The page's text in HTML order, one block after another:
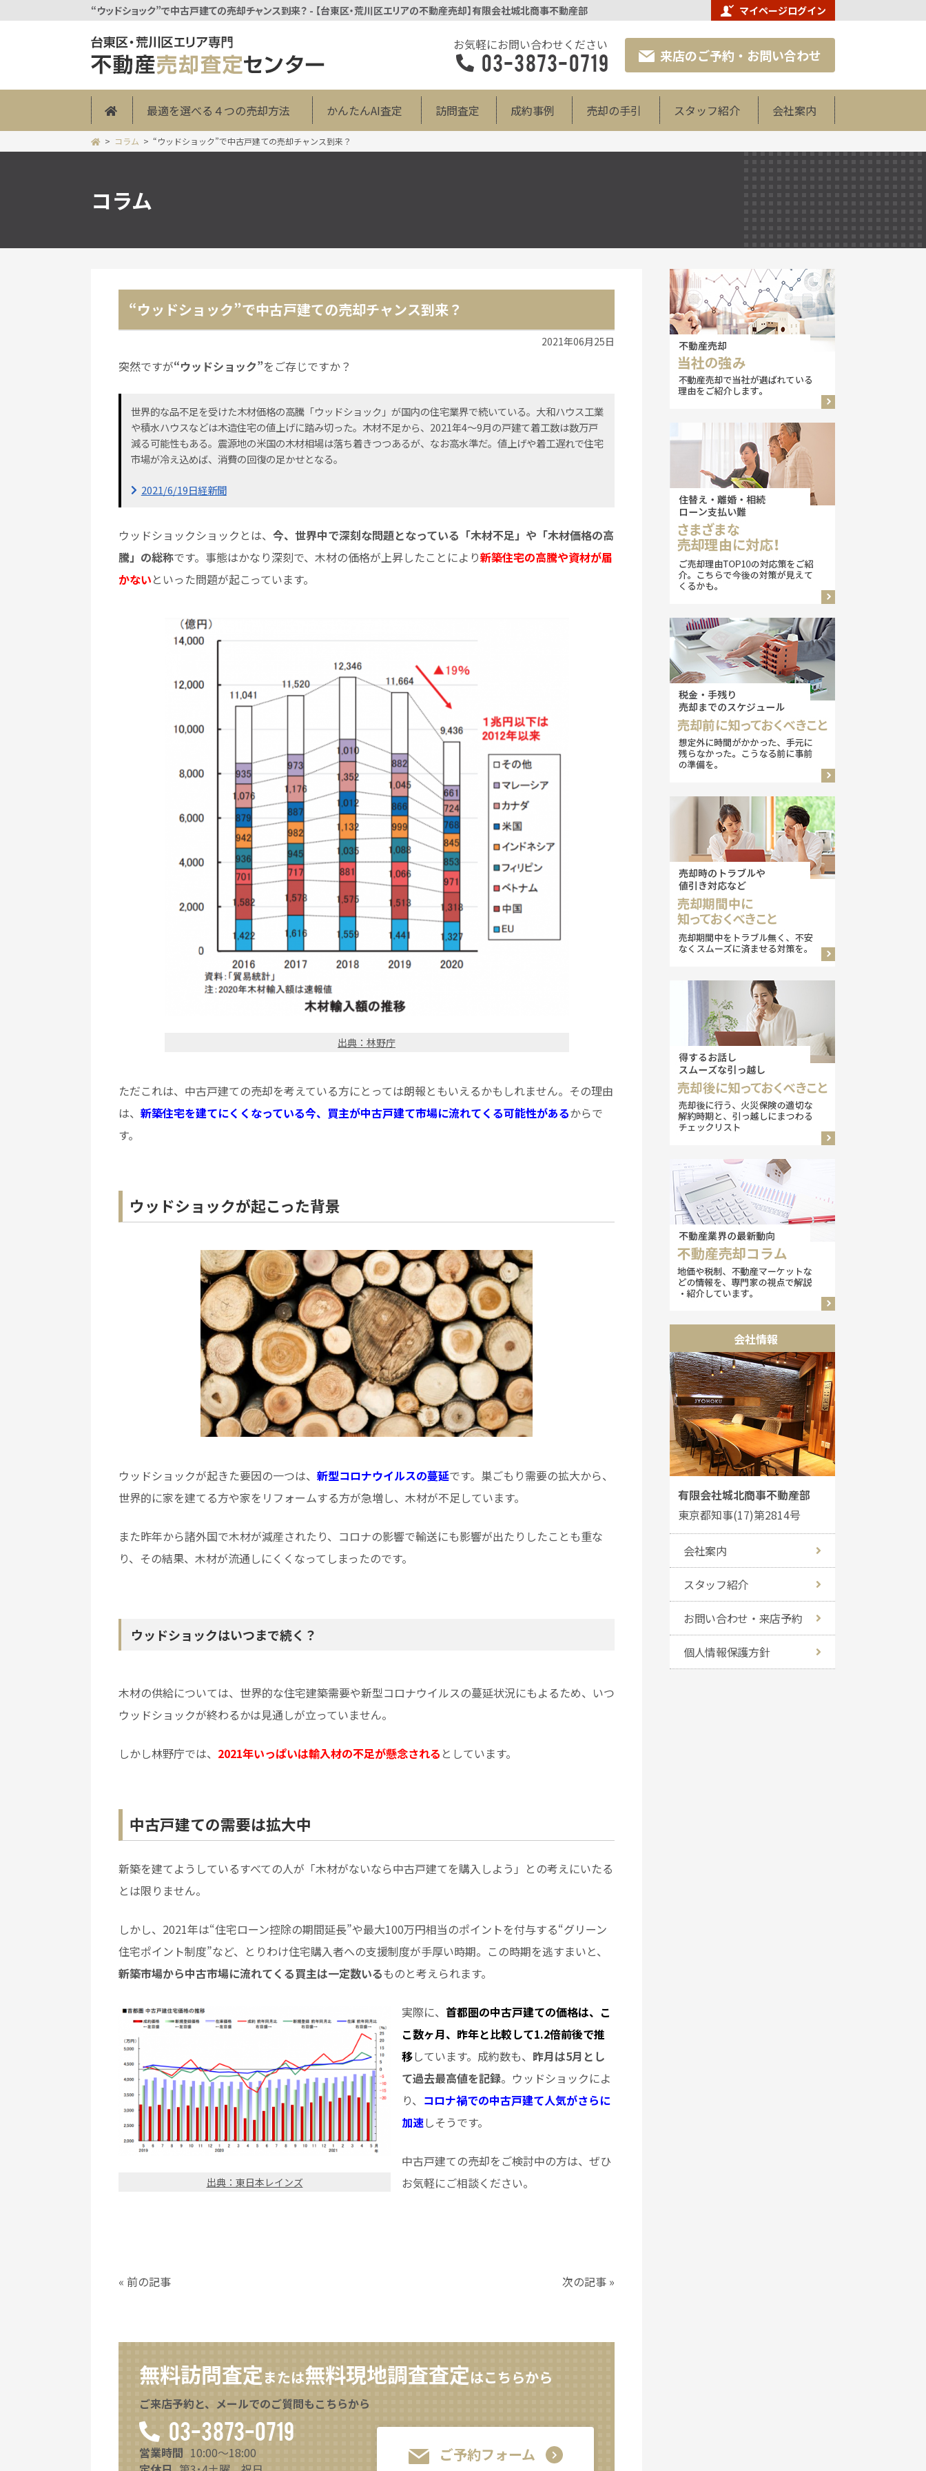
“ウッドショック”で中古戸建ての売却チャンス到来？ - 【台東区・荒川区エリアの不動産売却】有限会社城北商事不動産部 マイページログイン
お気軽にお問い合わせください
03-3873-0719 来店のご予約・お問い合わせ
最適を選べる４つの売却方法 かんたんAI査定 訪問査定 成約事例 売却の手引 スタッフ紹介 会社案内
コラム “ウッドショック”で中古戸建ての売却チャンス到来？
コラム
“ウッドショック”で中古戸建ての売却チャンス到来？
2021年06月25日
突然ですが“ウッドショック”をご存じですか？
世界的な品不足を受けた木材価格の高騰「ウッドショック」が国内の住宅業界で続いている。大和ハウス工業
や積水ハウスなどは木造住宅の値上げに踏み切った。木材不足から、2021年4～9月の戸建て着工数は数万戸
減る可能性もある。震源地の米国の木材相場は落ち着きつつあるが、なお高水準だ。値上げや着工遅れで住宅
市場が冷え込めば、消費の回復の足かせとなる。
2021/6/19日経新聞
ウッドショックショックとは、 今、世界中で深刻な問題となっている「木材不足」や「木材価格の高
騰」の総称です。事態はかなり深刻で、木材の価格が上昇したことにより新築住宅の高騰や資材が届
かないといった問題が起こっています。
出典：林野庁
ただこれは、中古戸建ての売却を考えている方にとっては朗報ともいえるかもしれません。その理由
は、 新築住宅を建てにくくなっている今、買主が中古戸建て市場に流れてくる可能性があるからで
す。
ウッドショックが起こった背景
ウッドショックが起きた要因の一つは、 新型コロナウイルスの蔓延です。巣ごもり需要の拡大から、
世界的に家を建てる方や家をリフォームする方が急増し、木材が不足しています。
また昨年から諸外国で木材が減産されたり、コロナの影響で輸送にも影響が出たりしたことも重な
り、その結果、木材が流通しにくくなってしまったのです。
ウッドショックはいつまで続く？
木材の供給については、世界的な住宅建築需要や新型コロナウイルスの蔓延状況にもよるため、いつ
ウッドショックが終わるかは見通しが立っていません。
しかし林野庁では、 2021年いっぱいは輸入材の不足が懸念される としています。
中古戸建ての需要は拡大中
新築を建てようしているすべての人が「木材がないなら中古戸建てを購入しよう」との考えにいたる
とは限りません。
しかし、2021年は“住宅ローン控除の期間延長”や最大100万円相当のポイントを付与する“グリーン
住宅ポイント制度”など、とりわけ住宅購入者への支援制度が手厚い時期。この時期を逃すまいと、
新築市場から中古市場に流れてくる買主は一定数いるものと考えられます。
出典：東日本レインズ
実際に、 首都圏の中古戸建ての価格は、こ
こ数ヶ月、昨年と比較して1.2倍前後で推
移しています。成約数も、 昨月は5月とし
て過去最高値を記録。ウッドショックによ
り、 コロナ禍での中古戸建て人気がさらに
加速しそうです。
中古戸建ての売却をご検討中の方は、ぜひ
お気軽にご相談ください。
« 前の記事 次の記事 »
無料訪問査定または無料現地調査査定はこちらから
ご来店予約と、メールでのご質問もこちらから
03-3873-0719
営業時間 10:00～18:00
ご予約フォーム
会社情報
有限会社城北商事不動産部
東京都知事(17)第2814号
会社案内
スタッフ紹介
お問い合わせ・来店予約
個人情報保護方針